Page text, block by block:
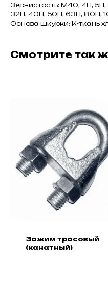
Зернистость: M40, 4H, 5H,
32H, 40H, 50H, 63H, 80H,
Основа шкурки: К-ткань
Смотрите так
Зажим тросовый
(канатный)